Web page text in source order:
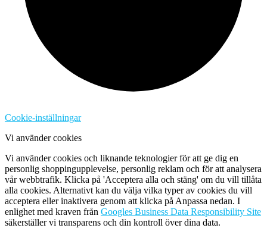
Cookie-inställningar
Vi använder cookies
Vi använder cookies och liknande teknologier för att ge dig en
personlig shoppingupplevelse, personlig reklam och för att analysera
vår webbtrafik. Klicka på 'Acceptera alla och stäng' om du vill tillåta
alla cookies. Alternativt kan du välja vilka typer av cookies du vill
acceptera eller inaktivera genom att klicka på Anpassa nedan. I
enlighet med kraven från Googles Business Data Responsibility Site
säkerställer vi transparens och din kontroll över dina data.